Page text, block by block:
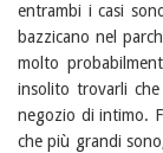
entrambi i casi
bazzicano nel
molto
insolito trovarli
negozio di intimo.
che più grandi